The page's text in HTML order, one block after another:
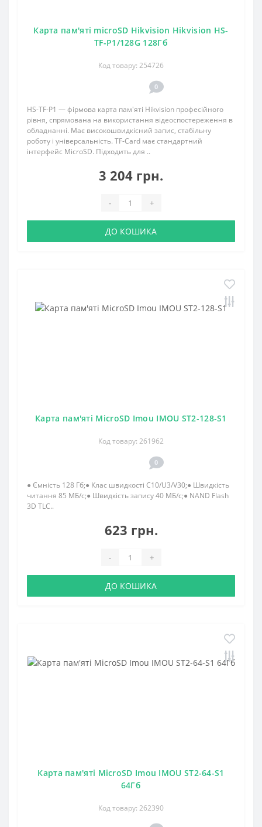
Карта пам'яті microSD Hikvision Hikvision HS-
TF-P1/128G 128Гб
Код товару: 254726
0
HS-TF-P1 — фірмова карта пам'яті Hikvision професійного
рівня, спрямована на використання відеоспостереження в
обладнанні. Має високошвидкісний запис, стабільну
роботу і універсальність. TF-Card має стандартний
інтерфейс MicroSD. Підходить для ..
3 204 грн.
- +
ДО КОШИКА
Карта пам'яті MicroSD Imou IMOU ST2-128-S1
Код товару: 261962
0
● Ємність 128 Гб;● Клас швидкості C10/U3/V30;● Швидкість
читання 85 МБ/с;● Швидкість запису 40 МБ/с;● NAND Flash
3D TLC..
623 грн.
- +
ДО КОШИКА
Карта пам'яті MicroSD Imou IMOU ST2-64-S1
64Гб
Код товару: 262390